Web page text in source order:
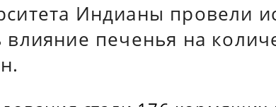
Индианы провели
влияние печенья на